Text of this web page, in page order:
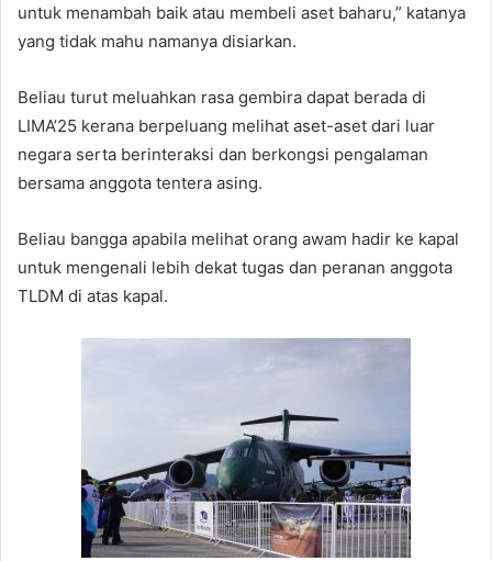
untuk menambah baik atau membeli aset baharu,” katanya
yang tidak mahu namanya disiarkan.
Beliau turut meluahkan rasa gembira dapat berada di
LIMA’25 kerana berpeluang melihat aset-aset dari luar
negara serta berinteraksi dan berkongsi pengalaman
bersama anggota tentera asing.
Beliau bangga apabila melihat orang awam hadir ke kapal
untuk mengenali lebih dekat tugas dan peranan anggota
TLDM di atas kapal.